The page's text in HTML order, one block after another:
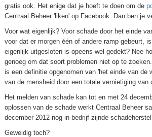
gratis ook. Het enige dat je hoeft te doen om de
Centraal Beheer 'liken' op Facebook. Dan ben je
Voor wat eigenlijk? Voor schade door het einde
voor dat er morgen één of andere ramp gebeurt,
eigenlijk uitgesloten is opeens wel gedekt? Nee
genoeg om dat soort problemen niet op te
is een definitie opgenomen van 'het einde van de
van de mensheid door een totale vernietiging van
Het melden van schade kan tot en met 24
oplossen van de schade werkt Centraal Beheer
december 2012 nog in bedrijf zijnde
Geweldig toch?